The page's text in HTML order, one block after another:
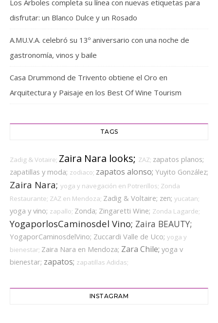
Los Árboles completa su línea con nuevas etiquetas para
disfrutar: un Blanco Dulce y un Rosado
A.MU.V.A. celebró su 13º aniversario con una noche de
gastronomía, vinos y baile
Casa Drummond de Trivento obtiene el Oro en
Arquitectura y Paisaje en los Best Of Wine Tourism
TAGS
Zadig & Votaire; Zaira Nara looks; ZAZ; zapatos planos;
zapatillas y moda; zodiaco; zapatos alonso; Yuyito González;
Zaira Nara; yoga y navegación en Potrerillos; Zonda
Restaurante; ZAZ en Mendoza; Zadig & Voltaire; zen; yucatan;
yoga y vino; zapallo; Zonda; Zingaretti Wine; Zonda Lagarde;
YogaporlosCaminosdel Vino; Zaira BEAUTY;
YogaporCaminosdelVino; Zuccardi Valle de Uco; yoga y
bienestar; Zaira Nara en Mendoza; Zara Chile; yoga v
bienestar; zapatos; zapatillas Adidas;
INSTAGRAM